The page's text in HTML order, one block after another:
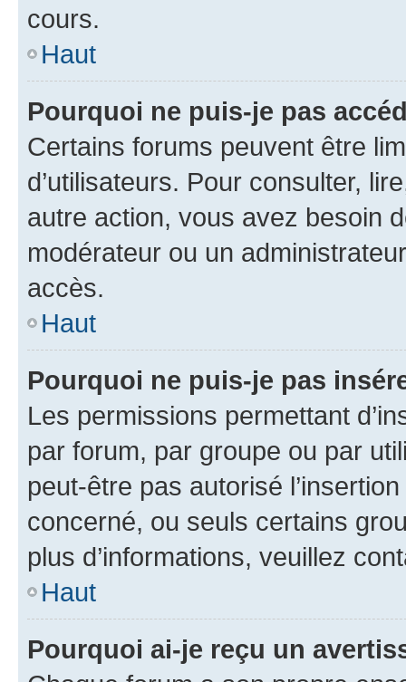
cours.
Haut
Pourquoi ne puis-je pas
Certains forums peuvent être
d’utilisateurs. Pour consulter,
autre action, vous avez besoin
modérateur ou un
accès.
Haut
Pourquoi ne puis-je pas
Les permissions permettant
par forum, par groupe ou par
peut-être pas autorisé
concerné, ou seuls certains
plus d’informations, veuillez
Haut
Pourquoi ai-je reçu un